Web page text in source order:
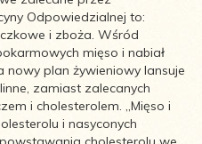
Odpowiedzialnej to:
i zboża. Wśród
mięso i nabiał
nowy plan żywieniowy lansuje
zamiast zalecanych
i cholesterolem. „Mięso i
i nasyconych